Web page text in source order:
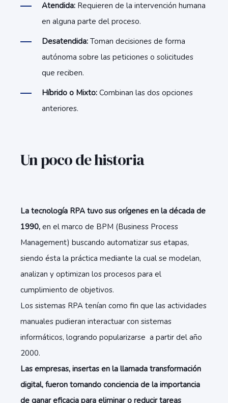
Atendida: Requieren de la intervención humana
en alguna parte del proceso.
Desatendida: Toman decisiones de forma
autónoma sobre las peticiones o solicitudes
que reciben.
Híbrido o Mixto: Combinan las dos opciones
anteriores.
Un poco de historia
La tecnología RPA tuvo sus orígenes en la década de
1990, en el marco de BPM (Business Process
Management) buscando automatizar sus etapas,
siendo ésta la práctica mediante la cual se modelan,
analizan y optimizan los procesos para el
cumplimiento de objetivos.
Los sistemas RPA tenían como fin que las actividades
manuales pudieran interactuar con sistemas
informáticos, logrando popularizarse a partir del año
2000.
Las empresas, insertas en la llamada transformación
digital, fueron tomando conciencia de la importancia
de ganar eficacia para eliminar o reducir tareas